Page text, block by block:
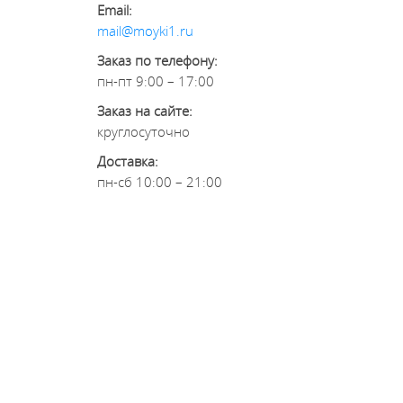
Email:
mail@moyki1.ru
Заказ по телефону:
пн-пт 9:00 – 17:00
Заказ на сайте:
круглосуточно
Доставка:
пн-сб 10:00 – 21:00